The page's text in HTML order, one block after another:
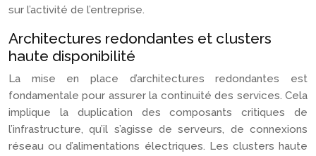
sur l’activité de l’entreprise.
Architectures redondantes et clusters
haute disponibilité
La mise en place d’architectures redondantes est
fondamentale pour assurer la continuité des services. Cela
implique la duplication des composants critiques de
l’infrastructure, qu’il s’agisse de serveurs, de connexions
réseau ou d’alimentations électriques. Les clusters haute